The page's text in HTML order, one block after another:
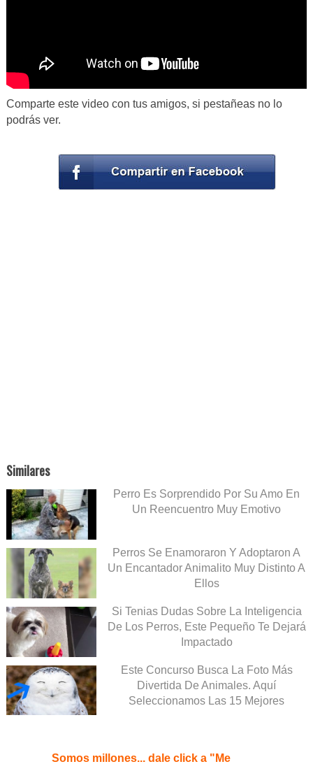
Comparte este video con tus amigos, si pestañeas no lo
podrás ver.
Similares
Perro Es Sorprendido Por Su Amo En
Un Reencuentro Muy Emotivo
Perros Se Enamoraron Y Adoptaron A
Un Encantador Animalito Muy Distinto A
Ellos
Si Tenias Dudas Sobre La Inteligencia
De Los Perros, Este Pequeño Te Dejará
Impactado
Este Concurso Busca La Foto Más
Divertida De Animales. Aquí
Seleccionamos Las 15 Mejores
Somos millones... dale click a "Me